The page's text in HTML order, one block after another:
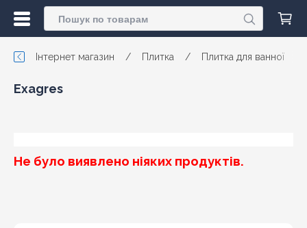
Інтернет магазин / Плитка / Плитка для ванної
Exagres
Не було виявлено ніяких продуктів.